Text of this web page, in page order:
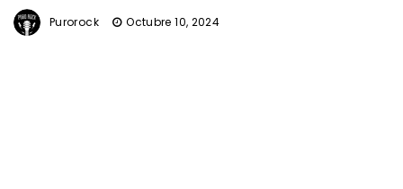
Purorock Octubre 10, 2024